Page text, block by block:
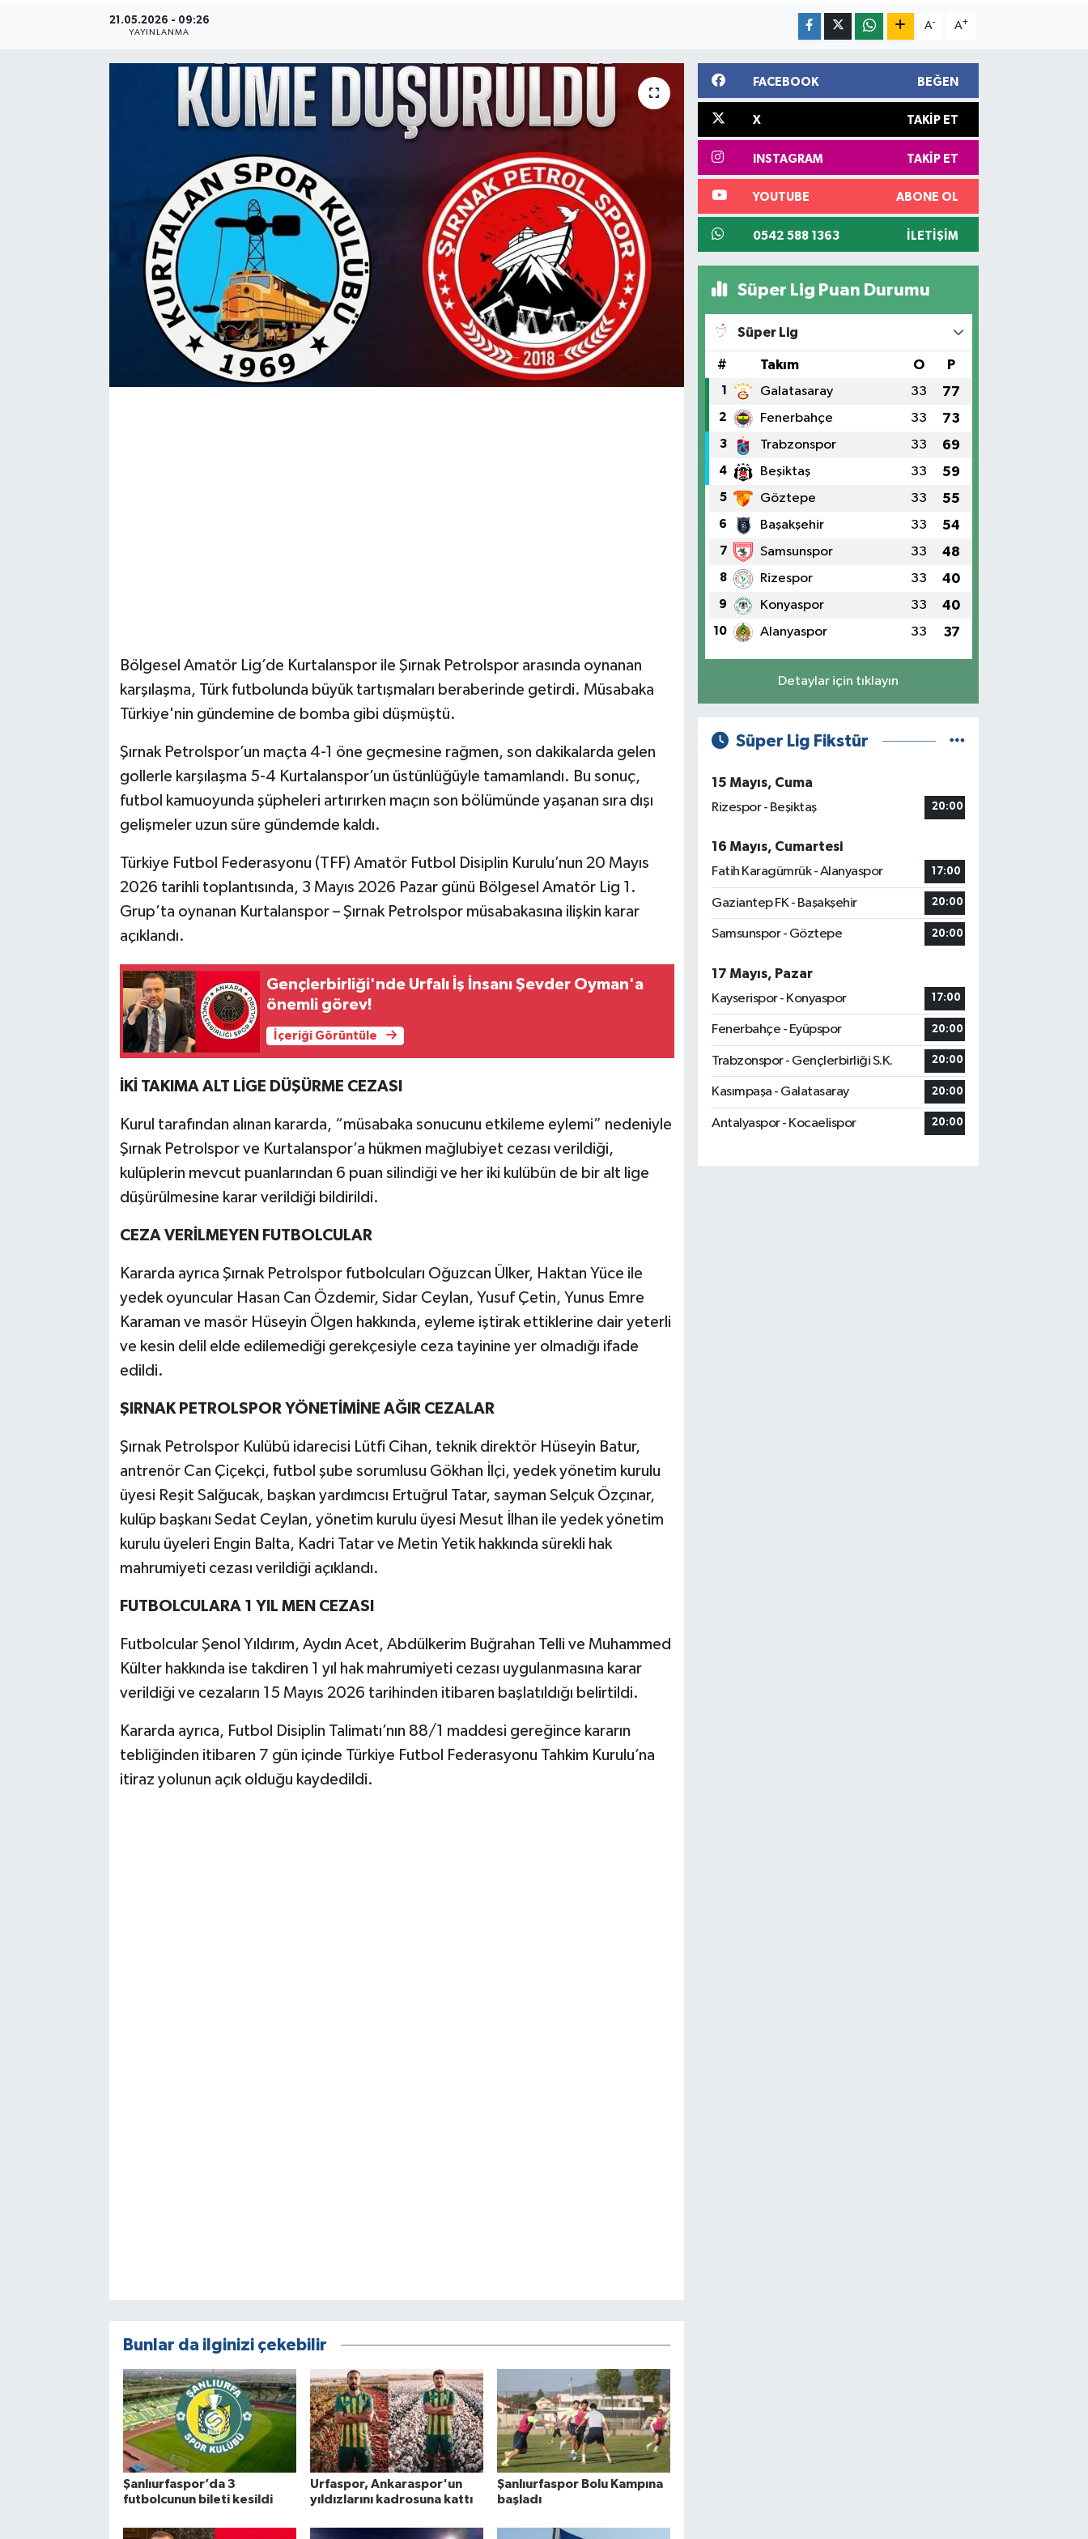
21.05.2026 - 09:26
YAYINLANMA
A- A+
Bölgesel Amatör Lig’de Kurtalanspor ile Şırnak Petrolspor arasında oynanan
karşılaşma, Türk futbolunda büyük tartışmaları beraberinde getirdi. Müsabaka
Türkiye'nin gündemine de bomba gibi düşmüştü.
Şırnak Petrolspor’un maçta 4-1 öne geçmesine rağmen, son dakikalarda gelen
gollerle karşılaşma 5-4 Kurtalanspor’un üstünlüğüyle tamamlandı. Bu sonuç,
futbol kamuoyunda şüpheleri artırırken maçın son bölümünde yaşanan sıra dışı
gelişmeler uzun süre gündemde kaldı.
Türkiye Futbol Federasyonu (TFF) Amatör Futbol Disiplin Kurulu’nun 20 Mayıs
2026 tarihli toplantısında, 3 Mayıs 2026 Pazar günü Bölgesel Amatör Lig 1.
Grup’ta oynanan Kurtalanspor – Şırnak Petrolspor müsabakasına ilişkin karar
açıklandı.
Gençlerbirliği'nde Urfalı İş İnsanı Şevder Oyman'a
önemli görev!
İçeriği Görüntüle
İKİ TAKIMA ALT LİGE DÜŞÜRME CEZASI
Kurul tarafından alınan kararda, “müsabaka sonucunu etkileme eylemi” nedeniyle
Şırnak Petrolspor ve Kurtalanspor’a hükmen mağlubiyet cezası verildiği,
kulüplerin mevcut puanlarından 6 puan silindiği ve her iki kulübün de bir alt lige
düşürülmesine karar verildiği bildirildi.
CEZA VERİLMEYEN FUTBOLCULAR
Kararda ayrıca Şırnak Petrolspor futbolcuları Oğuzcan Ülker, Haktan Yüce ile
yedek oyuncular Hasan Can Özdemir, Sidar Ceylan, Yusuf Çetin, Yunus Emre
Karaman ve masör Hüseyin Ölgen hakkında, eyleme iştirak ettiklerine dair yeterli
ve kesin delil elde edilemediği gerekçesiyle ceza tayinine yer olmadığı ifade
edildi.
ŞIRNAK PETROLSPOR YÖNETİMİNE AĞIR CEZALAR
Şırnak Petrolspor Kulübü idarecisi Lütfi Cihan, teknik direktör Hüseyin Batur,
antrenör Can Çiçekçi, futbol şube sorumlusu Gökhan İlçi, yedek yönetim kurulu
üyesi Reşit Salğucak, başkan yardımcısı Ertuğrul Tatar, sayman Selçuk Özçınar,
kulüp başkanı Sedat Ceylan, yönetim kurulu üyesi Mesut İlhan ile yedek yönetim
kurulu üyeleri Engin Balta, Kadri Tatar ve Metin Yetik hakkında sürekli hak
mahrumiyeti cezası verildiği açıklandı.
FUTBOLCULARA 1 YIL MEN CEZASI
Futbolcular Şenol Yıldırım, Aydın Acet, Abdülkerim Buğrahan Telli ve Muhammed
Külter hakkında ise takdiren 1 yıl hak mahrumiyeti cezası uygulanmasına karar
verildiği ve cezaların 15 Mayıs 2026 tarihinden itibaren başlatıldığı belirtildi.
Kararda ayrıca, Futbol Disiplin Talimatı’nın 88/1 maddesi gereğince kararın
tebliğinden itibaren 7 gün içinde Türkiye Futbol Federasyonu Tahkim Kurulu’na
itiraz yolunun açık olduğu kaydedildi.
Bunlar da ilginizi çekebilir
Şanlıurfaspor’da 3
futbolcunun bileti kesildi
Urfaspor, Ankaraspor'un
yıldızlarını kadrosuna kattı
Şanlıurfaspor Bolu Kampına
başladı
FACEBOOK BEĞEN
X TAKIP ET
INSTAGRAM TAKIP ET
YOUTUBE ABONE OL
0542 588 1363 İLETIŞIM
Süper Lig Puan Durumu
Süper Lig
# Takım O P
1 Galatasaray 33 77
2 Fenerbahçe 33 73
3 Trabzonspor 33 69
4 Beşiktaş 33 59
5 Göztepe 33 55
6 Başakşehir 33 54
7 Samsunspor 33 48
8 Rizespor 33 40
9 Konyaspor 33 40
10 Alanyaspor 33 37
Detaylar için tıklayın
Süper Lig Fikstür
15 Mayıs, Cuma
Rizespor - Beşiktaş
20:00
16 Mayıs, Cumartesi
Fatih Karagümrük - Alanyaspor
17:00
Gaziantep FK - Başakşehir 20:00
Samsunspor - Göztepe 20:00
17 Mayıs, Pazar
Kayserispor - Konyaspor
17:00
Fenerbahçe - Eyüpspor 20:00
Trabzonspor - Gençlerbirliği S.K. 20:00
Kasımpaşa - Galatasaray 20:00
Antalyaspor - Kocaelispor 20:00